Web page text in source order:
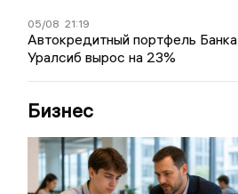
05/08 21:19
Автокредитный портфель Банка
Уралсиб вырос на 23%
Бизнес